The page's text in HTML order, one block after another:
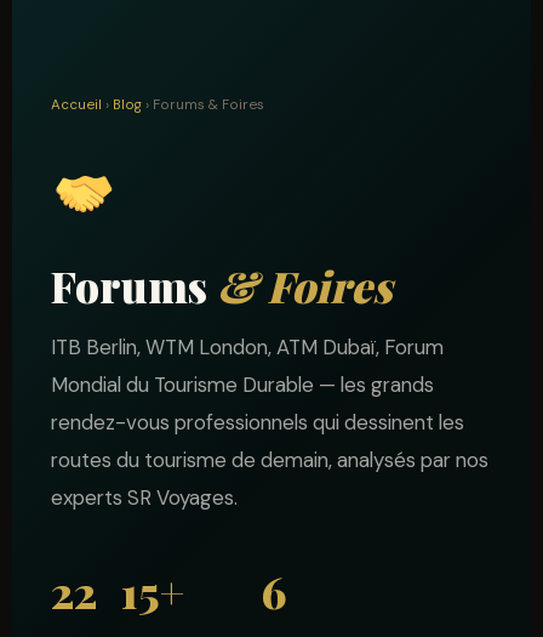
Accueil › Blog › Forums & Foires
Forums & Foires
ITB Berlin, WTM London, ATM Dubaï, Forum
Mondial du Tourisme Durable — les grands
rendez-vous professionnels qui dessinent les
routes du tourisme de demain, analysés par nos
experts SR Voyages.
22 15+ 6